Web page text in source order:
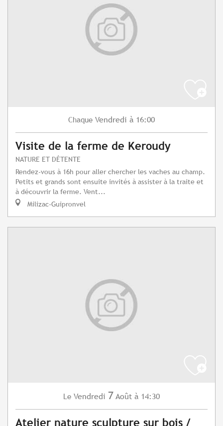
Chaque Vendredi à 16:00
Visite de la ferme de Keroudy
NATURE ET DÉTENTE
Rendez-vous à 16h pour aller chercher les vaches au champ.
Petits et grands sont ensuite invités à assister à la traite et
à découvrir la ferme. Vent...
Milizac-Guipronvel
Le Vendredi 7 Août à 14:30
Atelier nature sculpture sur bois /